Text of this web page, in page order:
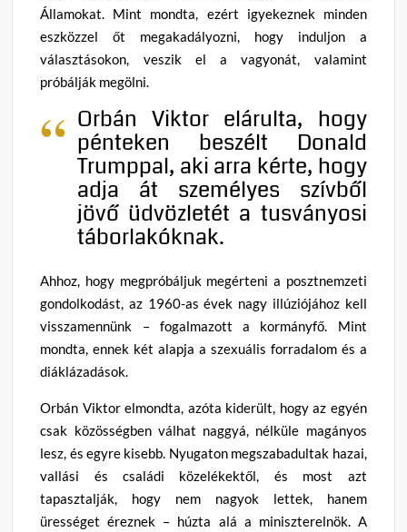
Államokat. Mint mondta, ezért igyekeznek minden
eszközzel őt megakadályozni, hogy induljon a
választásokon, veszik el a vagyonát, valamint
próbálják megölni.
Orbán Viktor elárulta, hogy
pénteken beszélt Donald
Trumppal, aki arra kérte, hogy
adja át személyes szívből
jövő üdvözletét a tusványosi
táborlakóknak.
Ahhoz, hogy megpróbáljuk megérteni a posztnemzeti
gondolkodást, az 1960-as évek nagy illúziójához kell
visszamennünk – fogalmazott a kormányfő. Mint
mondta, ennek két alapja a szexuális forradalom és a
diáklázadások.
Orbán Viktor elmondta, azóta kiderült, hogy az egyén
csak közösségben válhat naggyá, nélküle magányos
lesz, és egyre kisebb. Nyugaton megszabadultak hazai,
vallási és családi közelékektől, és most azt
tapasztalják, hogy nem nagyok lettek, hanem
ürességet éreznek – húzta alá a miniszterelnök. A